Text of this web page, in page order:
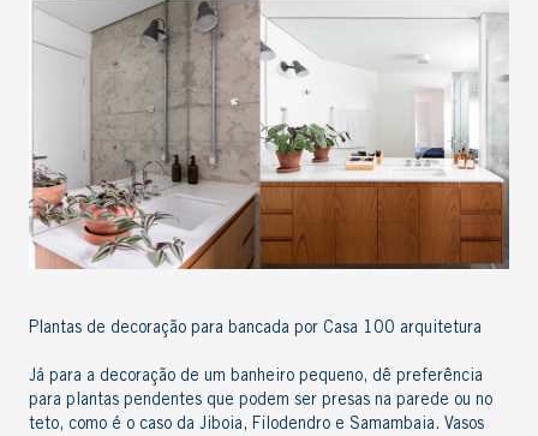
Plantas de decoração para bancada por Casa 100 arquitetura
Já para a decoração de um banheiro pequeno, dê preferência
para plantas pendentes que podem ser presas na parede ou no
teto, como é o caso da Jiboia, Filodendro e Samambaia. Vasos